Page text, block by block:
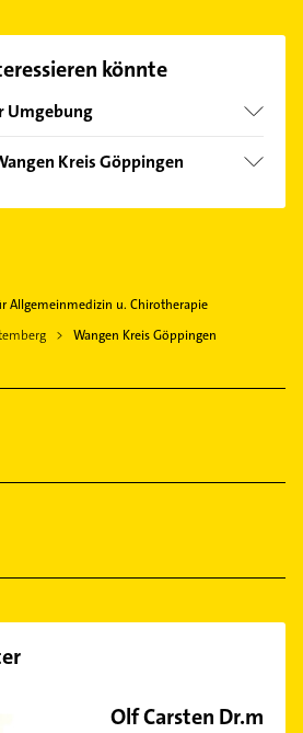
die passenden
Bereich auswählen. Hier
könnte
Umgebung
Kreis Göppingen
Allgemeinmedizin u. Chirotherapie
Wangen Kreis Göppingen
Olf Carsten Dr.med.